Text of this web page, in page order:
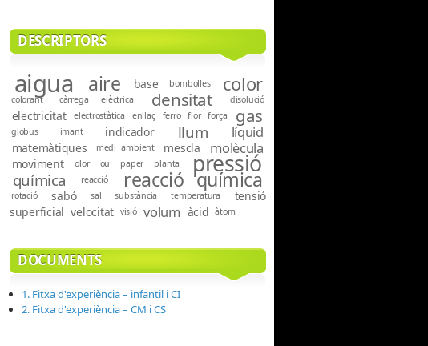
DESCRIPTORS
aigua aire base bombolles color
colorant càrrega elèctrica densitat disolució
electricitat electrostàtica enllaç ferro flor força gas
globus imant indicador llum líquid
matemàtiques medi ambient mescla molècula
moviment olor ou paper planta pressió
química reacció reacció química
rotació sabó sal substància temperatura
tensió
superficial velocitat visió volum àcid àtom
DOCUMENTS
1. Fitxa d'experiència – infantil i CI
2. Fitxa d'experiència – CM i CS